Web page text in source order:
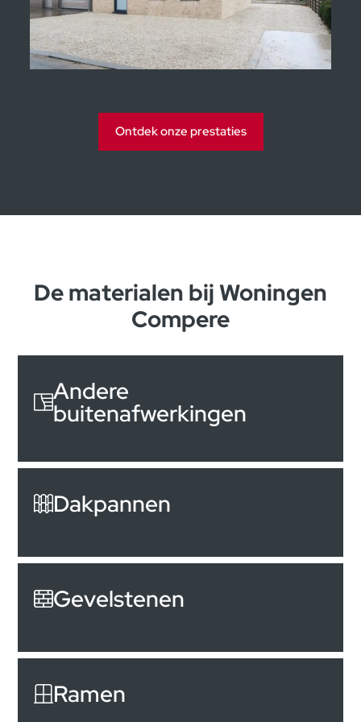
Kijkwoningen Moorsele
Ontdek onze prestaties
De materialen bij Woningen
Compere
Andere
buitenafwerkingen
Dakpannen
Gevelstenen
Ramen